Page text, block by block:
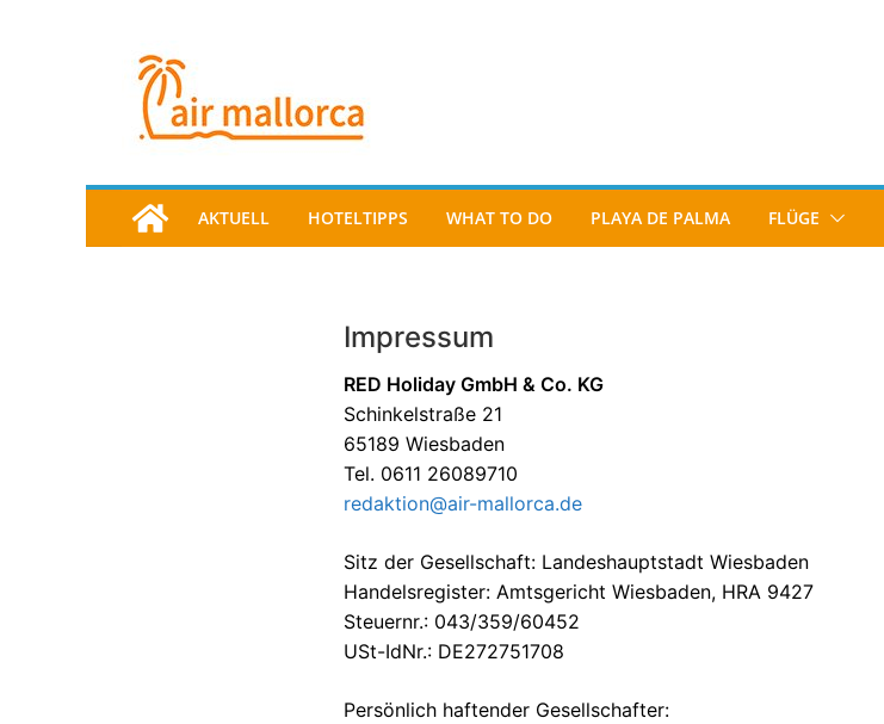
AKTUELL HOTELTIPPS WHAT TO DO PLAYA DE PALMA FLÜGE
Impressum
RED Holiday GmbH & Co. KG
Schinkelstraße 21
65189 Wiesbaden
Tel. 0611 26089710
redaktion@air-mallorca.de
Sitz der Gesellschaft: Landeshauptstadt Wiesbaden
Handelsregister: Amtsgericht Wiesbaden, HRA 9427
Steuernr.: 043/359/60452
USt-IdNr.: DE272751708
Persönlich haftender Gesellschafter: